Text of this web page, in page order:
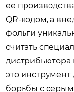
ее
QR-кодом, а
фольги
считать
дистрибьютора
это
борьбы с серым